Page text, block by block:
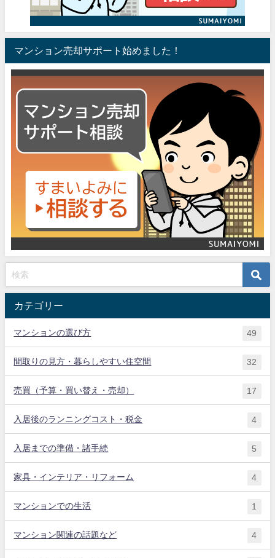
マンション売却サポート始めました！
カテゴリー
マンションの選び方 49
間取りの見方・暮らしやすい住空間 32
売買（予算・買い替え・売却） 17
入居後のランニングコスト・税金 4
入居までの準備・諸手続 5
家具・インテリア・リフォーム 4
マンションでの生活 1
マンション関連の話題など 4